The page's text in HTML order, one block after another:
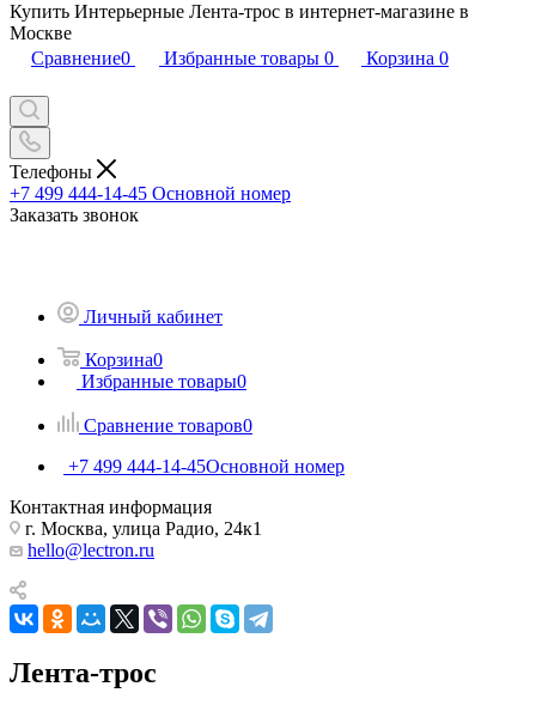
Купить Интерьерные Лента-трос в интернет-магазине в
Москве
Сравнение0 Избранные товары 0 Корзина 0
Телефоны
+7 499 444-14-45 Основной номер
Заказать звонок
Личный кабинет
Корзина0
Избранные товары0
Сравнение товаров0
+7 499 444-14-45Основной номер
Контактная информация
г. Москва, улица Радио, 24к1
hello@lectron.ru
Лента-трос